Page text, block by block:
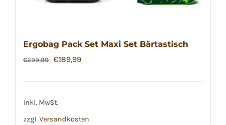
Ergobag Pack Set Maxi Set Bärtastisch
€299,99 Ursprünglicher
€299,99
€189,99Aktueller
inkl. MwSt.
zzgl. Versandkosten